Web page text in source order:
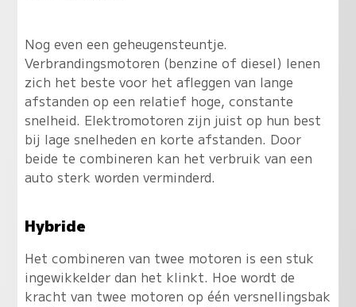
Nog even een geheugensteuntje.
Verbrandingsmotoren (benzine of diesel) lenen
zich het beste voor het afleggen van lange
afstanden op een relatief hoge, constante
snelheid. Elektromotoren zijn juist op hun best
bij lage snelheden en korte afstanden. Door
beide te combineren kan het verbruik van een
auto sterk worden verminderd.
Hybride
Het combineren van twee motoren is een stuk
ingewikkelder dan het klinkt. Hoe wordt de
kracht van twee motoren op één versnellingsbak